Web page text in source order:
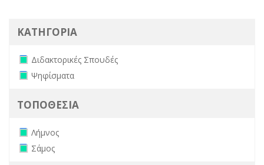
ΚΑΤΗΓΟΡΙΑ
Remove Διδακτορικές Σπουδές filter
Διδακτορικές Σπουδές
Remove Ψηφίσματα filter
Ψηφίσματα
ΤΟΠΟΘΕΣΙΑ
Remove Λήμνος filter
Λήμνος
Remove Σάμος filter
Σάμος